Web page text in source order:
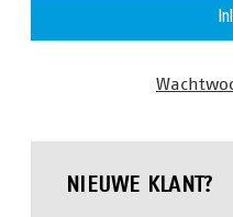
NIEUWE KLANT?